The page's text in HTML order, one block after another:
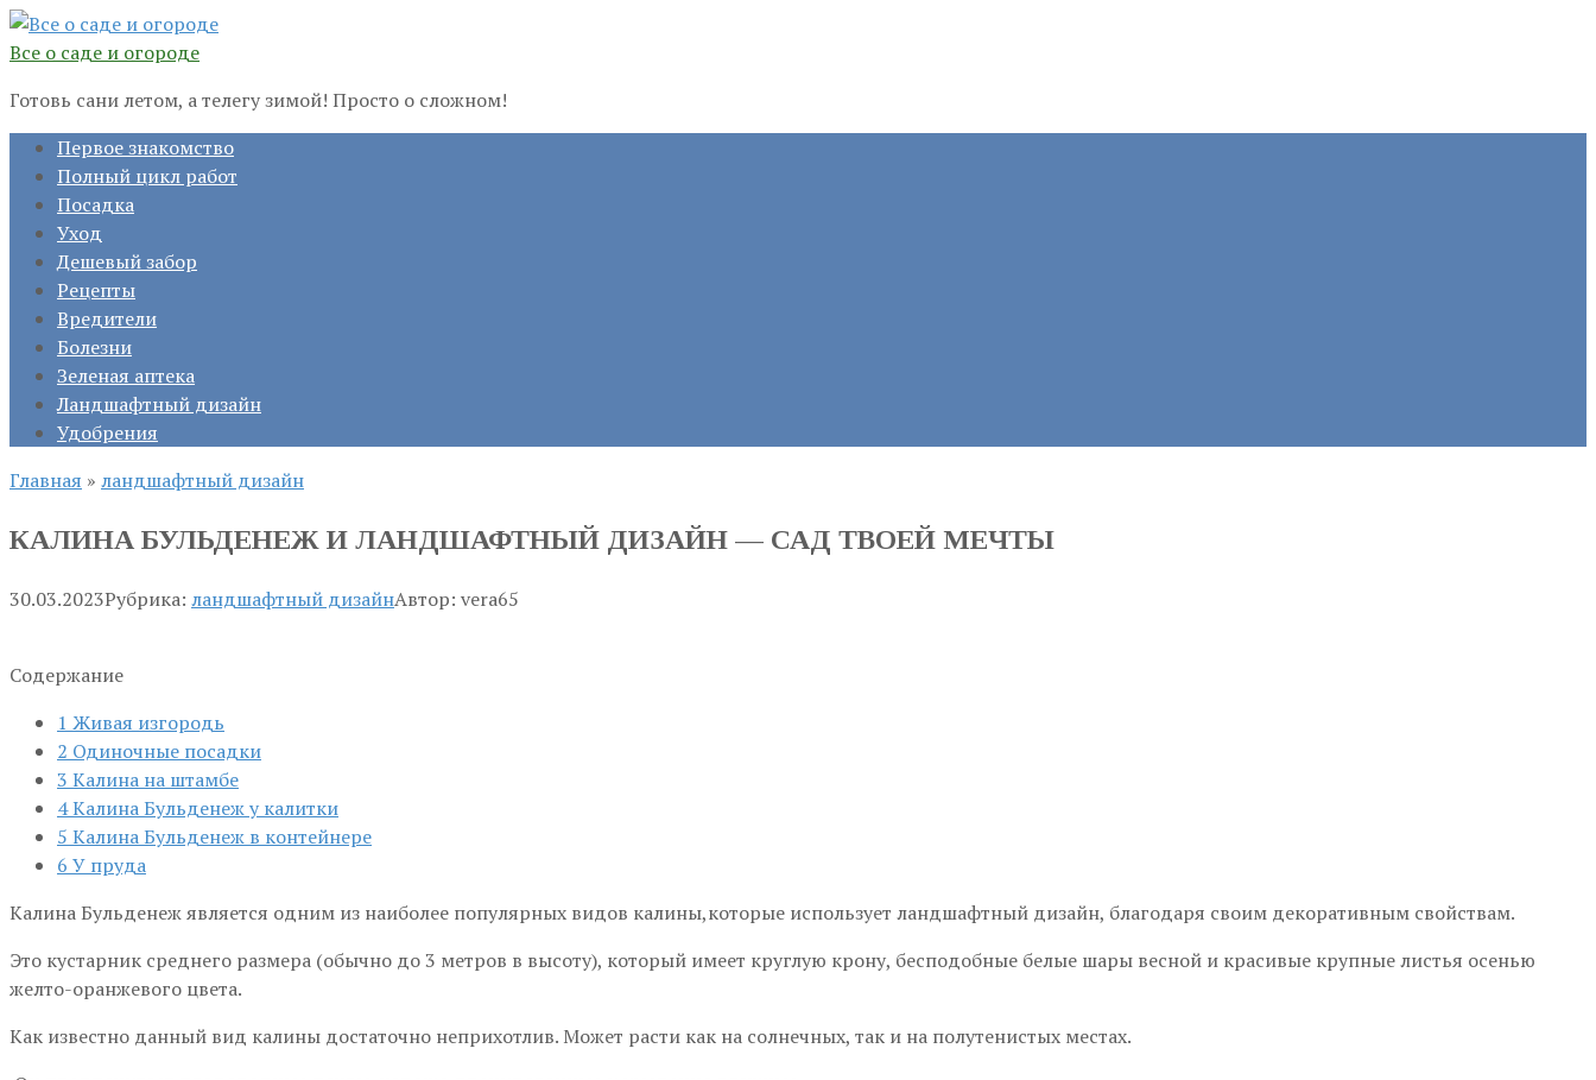
Перейти
к
Все о саде и огороде
Готовь сани летом, а телегу зимой! Просто о сложном!
Первое знакомство
Полный цикл работ
Посадка
Уход
Дешевый забор
Рецепты
Вредители
Болезни
Зеленая аптека
Ландшафтный дизайн
Удобрения
Главная » ландшафтный дизайн
КАЛИНА БУЛЬДЕНЕЖ И ЛАНДШАФТНЫЙ ДИЗАЙН — САД ТВОЕЙ МЕЧТЫ
30.03.2023Рубрика: ландшафтный дизайнАвтор: vera65
Содержание
1 Живая изгородь
2 Одиночные посадки
3 Калина на штамбе
4Калина Бульденеж у калитки
5 Калина Бульденеж в контейнере
6 У пруда
Калина Бульденеж является одним из наиболее популярных видов калины,которые использует ландшафтный дизайн, благодаря своим декоративным свойствам.
Это кустарник среднего размера (обычно до 3 метров в высоту), который имеет круглую крону, бесподобные белые шары весной и красивые крупные листья осенью
желто-оранжевого цвета.
Как известно данный вид калины достаточно неприхотлив. Может расти как на солнечных, так и на полутенистых местах.